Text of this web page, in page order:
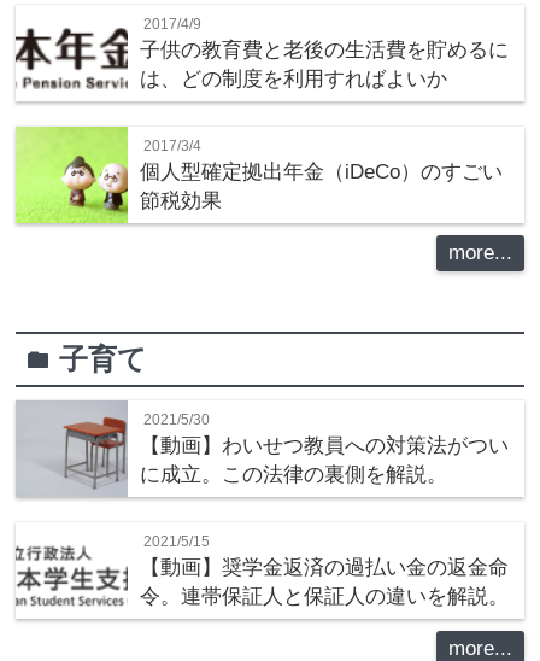
2017/4/9
子供の教育費と老後の生活費を貯めるに
は、どの制度を利用すればよいか
2017/3/4
個人型確定拠出年金（iDeCo）のすごい
節税効果
more...
folder子育て
2021/5/30
【動画】わいせつ教員への対策法がつい
に成立。この法律の裏側を解説。
2021/5/15
【動画】奨学金返済の過払い金の返金命
令。連帯保証人と保証人の違いを解説。
more...